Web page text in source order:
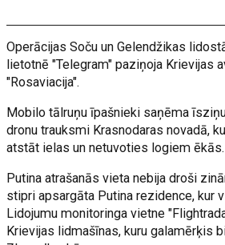
Operācijas Soču un Gelendžikas
lietotnē "Telegram" paziņoja Krievijas
"Rosaviacija".
Mobilo tālruņu īpašnieki saņēma
dronu trauksmi Krasnodaras novadā,
atstāt ielas un netuvoties logiem ēkās.
Putina atrašanās vieta nebija droši
stipri apsargāta Putina rezidence, kur
Lidojumu monitoringa vietne
Krievijas lidmašīnas, kuru galamērķis